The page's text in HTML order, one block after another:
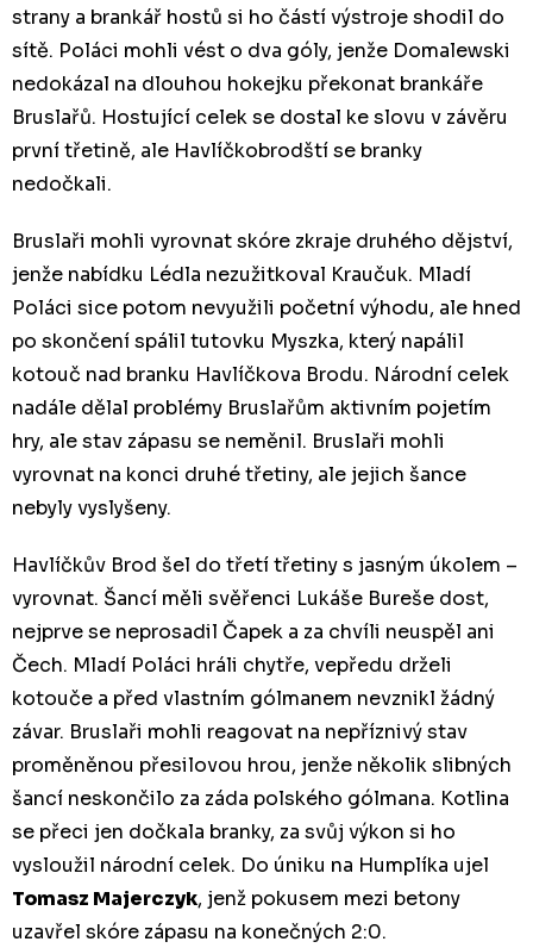
strany a brankář hostů si ho částí výstroje shodil do
sítě. Poláci mohli vést o dva góly, jenže Domalewski
nedokázal na dlouhou hokejku překonat brankáře
Bruslařů. Hostující celek se dostal ke slovu v závěru
první třetině, ale Havlíčkobrodští se branky
nedočkali.
Bruslaři mohli vyrovnat skóre zkraje druhého dějství,
jenže nabídku Lédla nezužitkoval Kraučuk. Mladí
Poláci sice potom nevyužili početní výhodu, ale hned
po skončení spálil tutovku Myszka, který napálil
kotouč nad branku Havlíčkova Brodu. Národní celek
nadále dělal problémy Bruslařům aktivním pojetím
hry, ale stav zápasu se neměnil. Bruslaři mohli
vyrovnat na konci druhé třetiny, ale jejich šance
nebyly vyslyšeny.
Havlíčkův Brod šel do třetí třetiny s jasným úkolem –
vyrovnat. Šancí měli svěřenci Lukáše Bureše dost,
nejprve se neprosadil Čapek a za chvíli neuspěl ani
Čech. Mladí Poláci hráli chytře, vepředu drželi
kotouče a před vlastním gólmanem nevznikl žádný
závar. Bruslaři mohli reagovat na nepříznivý stav
proměněnou přesilovou hrou, jenže několik slibných
šancí neskončilo za záda polského gólmana. Kotlina
se přeci jen dočkala branky, za svůj výkon si ho
vysloužil národní celek. Do úniku na Humplíka ujel
Tomasz Majerczyk, jenž pokusem mezi betony
uzavřel skóre zápasu na konečných 2:0.